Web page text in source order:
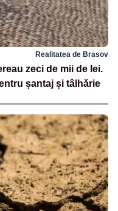
Realitatea de Brasov
zeci de mii de lei.
șantaj și tâlhărie